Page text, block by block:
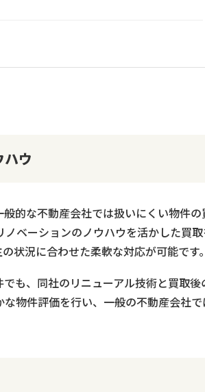
ウ
的な不動産会社では扱いにくい物件の
ベーションのノウハウを活かした買取
状況に合わせた柔軟な対応が可能です。
も、同社のリニューアル技術と買取後
物件評価を行い、一般の不動産会社